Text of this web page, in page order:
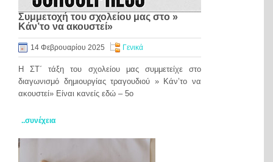
Συμμετοχή του σχολείου μας στο »
Κάν’το να ακουστεί»
14 Φεβρουαρίου 2025 Γενικά
Η ΣΤ΄ τάξη του σχολείου μας συμμετείχε στο
διαγωνισμό δημιουργίας τραγουδιού » Κάν’το να
ακουστεί» Είναι κανείς εδώ – 5ο
..συνέχεια